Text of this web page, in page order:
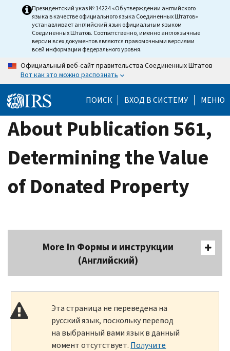
Президентский указ № 14224 «Об утверждении английского
языка в качестве официального языка Соединенных Штатов»
устанавливает английский язык официальным языком
Соединенных Штатов. Соответственно, именно англоязычные
версии всех документов являются правомочными версиями
всей информации федерального уровня.
Официальный веб-сайт правительства Соединенных Штатов
Вот как это можно распознать
ПОИСК ВХОД В СИСТЕМУ МЕНЮ
About Publication 561,
Determining the Value
of Donated Property
More In Формы и инструкции
(Английский)
Эта страница не переведена на
русский язык, поскольку перевод
на выбранный вами язык в данный
момент отсутствует. Получите